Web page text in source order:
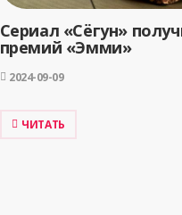
Сериал «Сёгун»
премий «Эмми»
2024-09-09
ЧИТАТЬ